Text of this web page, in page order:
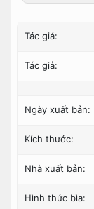
Tác giả:
Tác giả:
Ngày xuất bản:
Kích thước:
Nhà xuất bản:
Hình thức bìa: